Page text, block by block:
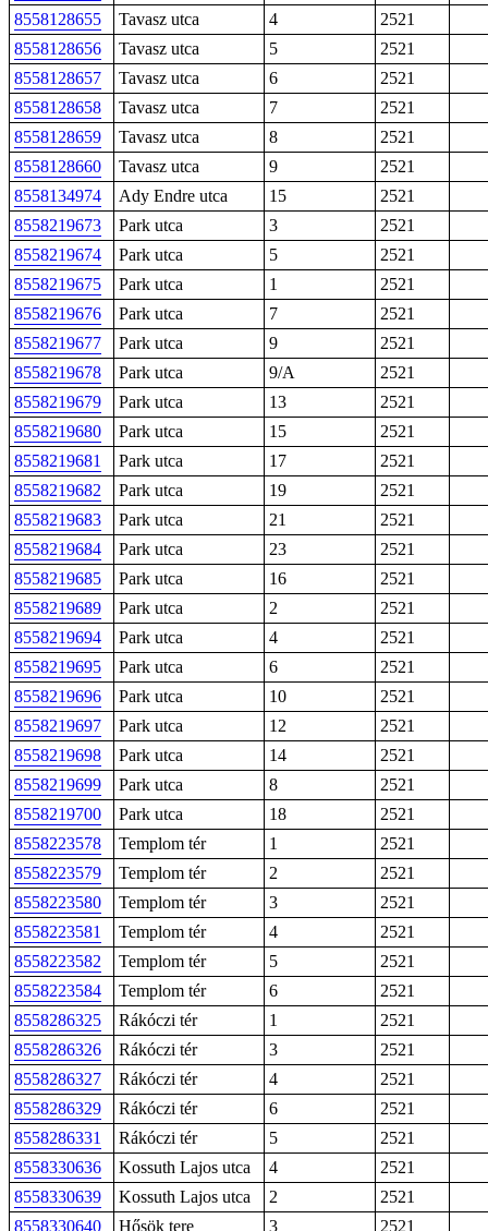
8558128655
Tavasz utca 4
2521
8558128656
Tavasz utca 5
2521
8558128657
Tavasz utca 6
2521
8558128658
Tavasz utca 7
2521
8558128659
Tavasz utca 8
2521
8558128660
Tavasz utca 9
2521
8558134974
Ady Endre utca 15
2521
8558219673
Park utca 3
2521
8558219674
Park utca 5
2521
8558219675
Park utca 1
2521
8558219676
Park utca 7
2521
8558219677
Park utca 9
2521
8558219678
Park utca 9/A
2521
8558219679
Park utca 13
2521
8558219680
Park utca 15
2521
8558219681
Park utca 17
2521
8558219682
Park utca 19
2521
8558219683
Park utca 21
2521
8558219684
Park utca 23
2521
8558219685
Park utca 16
2521
8558219689
Park utca 2
2521
8558219694
Park utca 4
2521
8558219695
Park utca 6
2521
8558219696
Park utca 10
2521
8558219697
Park utca 12
2521
8558219698
Park utca 14
2521
8558219699
Park utca 8
2521
8558219700
Park utca 18
2521
8558223578
Templom tér 1
2521
8558223579
Templom tér 2
2521
8558223580
Templom tér 3
2521
8558223581
Templom tér 4
2521
8558223582
Templom tér 5
2521
8558223584
Templom tér 6
2521
8558286325
Rákóczi tér 1
2521
8558286326
Rákóczi tér 3
2521
8558286327
Rákóczi tér 4
2521
8558286329
Rákóczi tér 6
2521
8558286331
Rákóczi tér 5
2521
8558330636
Kossuth Lajos utca 4
2521
8558330639
Kossuth Lajos utca 2
2521
8558330640
Hősök tere 3 2521